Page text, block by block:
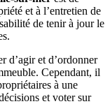
et à l’entretien de
de tenir à jour le
d’agir et d’ordonner
Cependant, il
à une
et voter sur